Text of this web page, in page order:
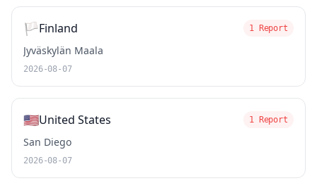
🏳️Finland 1 Report
Jyväskylän Maala
2026-08-07
🇺🇸United States 1 Report
San Diego
2026-08-07